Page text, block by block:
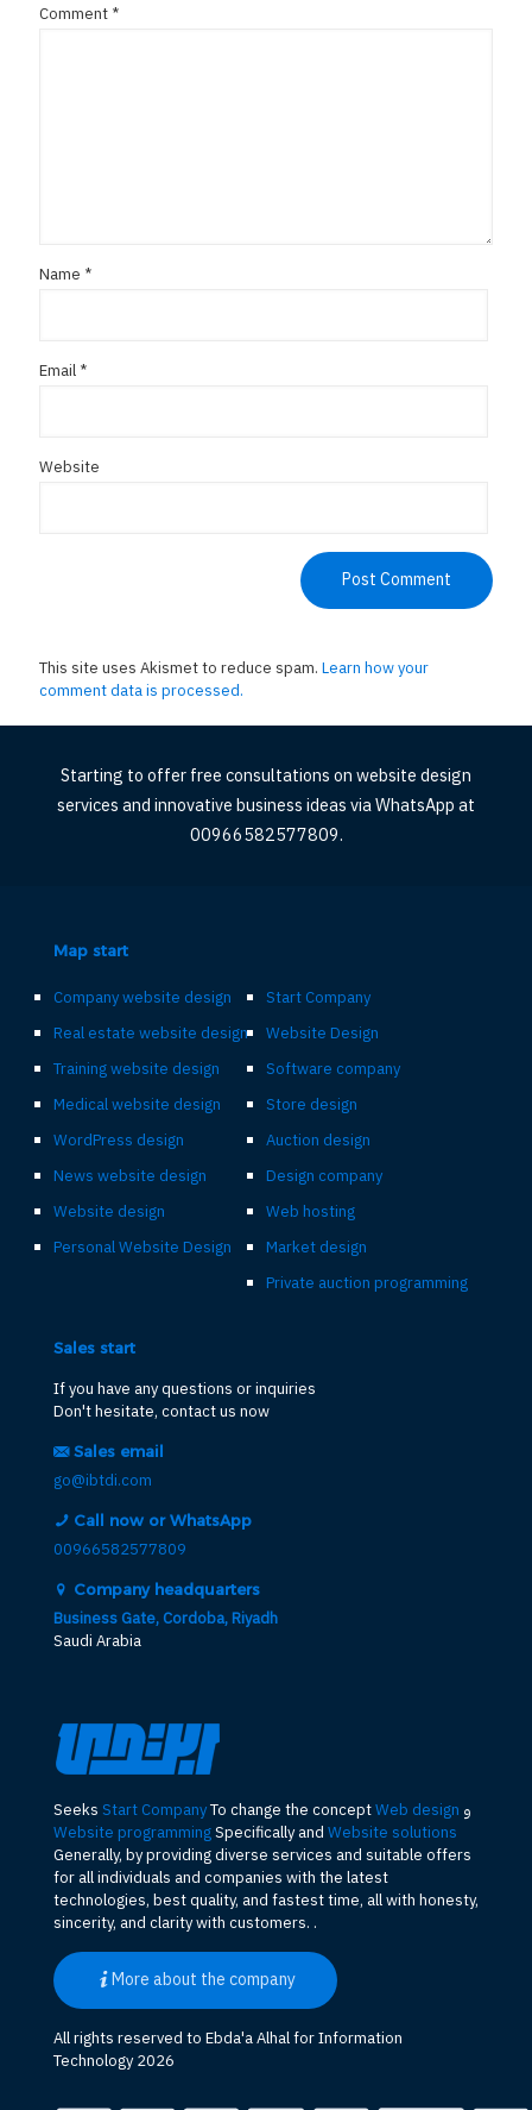
Comment *
Name *
Email *
Website
This site uses Akismet to reduce spam. Learn how your
comment data is processed.
Starting to offer free consultations on website design
services and innovative business ideas via WhatsApp at
00966582577809.
Map start
Start Company
Website Design
Software company
Store design
Auction design
Design company
Web hosting
Market design
Private auction programming
Company website design
Real estate website design
Training website design
Medical website design
WordPress design
News website design
Website design
Personal Website Design
Sales start
If you have any questions or inquiries
Don't hesitate, contact us now
Sales email
go@ibtdi.com
Call now or WhatsApp
00966582577809
Company headquarters
Business Gate, Cordoba, Riyadh
Saudi Arabia
Seeks Start CompanyTo change the conceptWeb design و
Website programmingSpecifically and Website solutions
Generally, by providing diverse services and suitable offers
for all individuals and companies with the latest
technologies, best quality, and fastest time, all with honesty,
sincerity, and clarity with customers. .
More about the company
All rights reserved to Ebda'a Alhal for Information
Technology 2026